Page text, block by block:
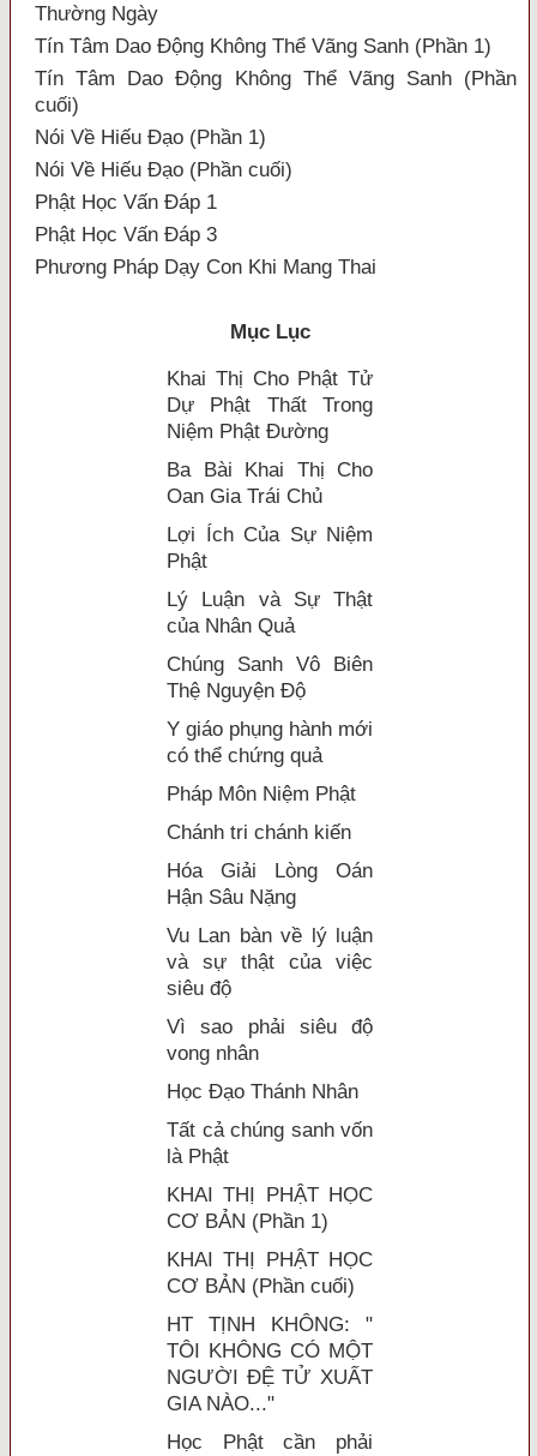
Thường Ngày
Tín Tâm Dao Động Không Thể Vãng Sanh (Phần 1)
Tín Tâm Dao Động Không Thể Vãng Sanh (Phần
cuối)
Nói Về Hiếu Đạo (Phần 1)
Nói Về Hiếu Đạo (Phần cuối)
Phật Học Vấn Đáp 1
Phật Học Vấn Đáp 3
Phương Pháp Dạy Con Khi Mang Thai
Mục Lục
Khai Thị Cho Phật Tử
Dự Phật Thất Trong
Niệm Phật Ðường
Ba Bài Khai Thị Cho
Oan Gia Trái Chủ
Lợi Ích Của Sự Niệm
Phật
Lý Luận và Sự Thật
của Nhân Quả
Chúng Sanh Vô Biên
Thệ Nguyện Độ
Y giáo phụng hành mới
có thể chứng quả
Pháp Môn Niệm Phật
Chánh tri chánh kiến
Hóa Giải Lòng Oán
Hận Sâu Nặng
Vu Lan bàn về lý luận
và sự thật của việc
siêu độ
Vì sao phải siêu độ
vong nhân
Học Đạo Thánh Nhân
Tất cả chúng sanh vốn
là Phật
KHAI THỊ PHẬT HỌC
CƠ BẢN (Phần 1)
KHAI THỊ PHẬT HỌC
CƠ BẢN (Phần cuối)
HT TỊNH KHÔNG: "
TÔI KHÔNG CÓ MỘT
NGƯỜI ĐỆ TỬ XUẤT
GIA NÀO..."
Học Phật cần phải